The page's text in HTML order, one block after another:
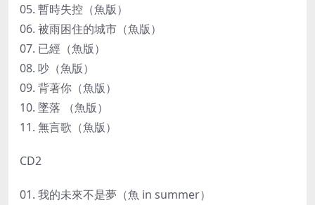
05. 暫時失控（魚版）
06. 被雨困住的城市（魚版）
07. 已經（魚版）
08. 吵（魚版）
09. 背著你（魚版）
10. 墜落 （魚版）
11. 無言歌（魚版）
CD2
01. 我的未來不是夢（魚 in summer）